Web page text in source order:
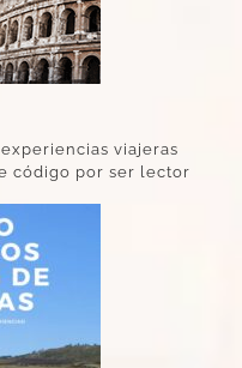
viajeras
código por ser lector